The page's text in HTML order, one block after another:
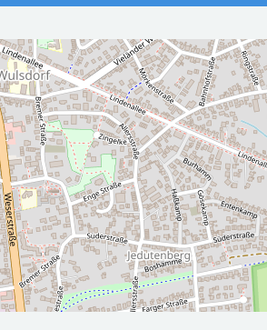
für die
2026-08-
08T05:00:00Z
Sonnig
2026-